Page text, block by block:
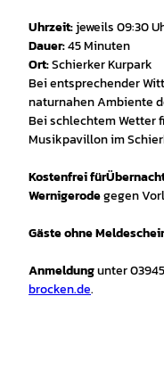
Uhrzeit:jeweils 09:30
Dauer:45 Minuten
Ort:Schierker Kurpark
Bei entsprechender
naturnahen Ambiente
Bei schlechtem Wetter
Musikpavillon im
Kostenfrei für
Wernigerodegegen
Gäste ohne
Anmeldungunter
brocken.de.